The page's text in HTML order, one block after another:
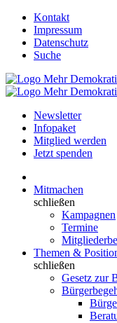
Kontakt
Impressum
Datenschutz
Suche
Newsletter
Infopaket
Mitglied werden
Jetzt spenden
Mitmachen
schließen
Kampagnen
Termine
Themen &
schließen
Gesetz zur